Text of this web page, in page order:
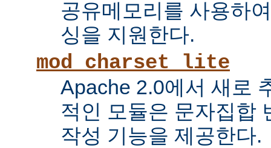
공유메모리를 사용하
싱을 지원한다.
mod_charset_lite
Apache 2.0에서 새로
적인 모듈은 문자집합
작성 기능을 제공한다.